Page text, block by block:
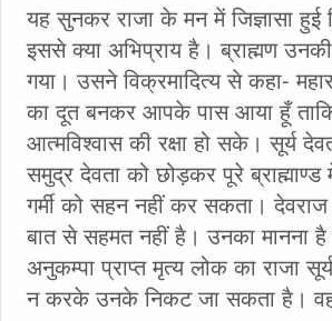
यह सुनकर राजा के मन में जिज्ञासा हुई
इससे क्या अभिप्राय है। ब्राह्मण उनकी
गया। उसने विक्रमादित्य से कहा-
का दूत बनकर आपके पास आया हूँ
आत्मविश्वास की रक्षा हो सके। सूर्य
समुद्र देवता को छोड़कर पूरे
गर्मी को सहन नहीं कर सकता।
बात से सहमत नहीं है। उनका मानना
अनुकम्पा प्राप्त मृत्य लोक का राजा
न करके उनके निकट जा सकता है।